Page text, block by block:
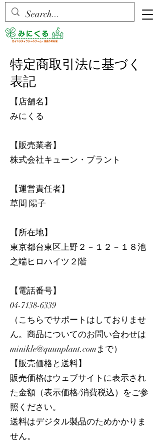
特定商取引法に基づく
表記
【店舗名】
みにくる
【販売業者】
株式会社キューン・プラント
【運営責任者】
草間 陽子
【所在地】
東京都台東区上野２－１２－１８池
之端ヒロハイツ２階
【電話番号】
04-7138-6339
（こちらでサポートはしておりませ
ん。商品についてのお問い合わせは
minikle@quunplant.comまで）
【販売価格と送料】
販売価格はウェブサイトに表示され
た金額（表示価格/消費税込）をご参
照ください。
送料はデジタル製品のためかかりま
せん。